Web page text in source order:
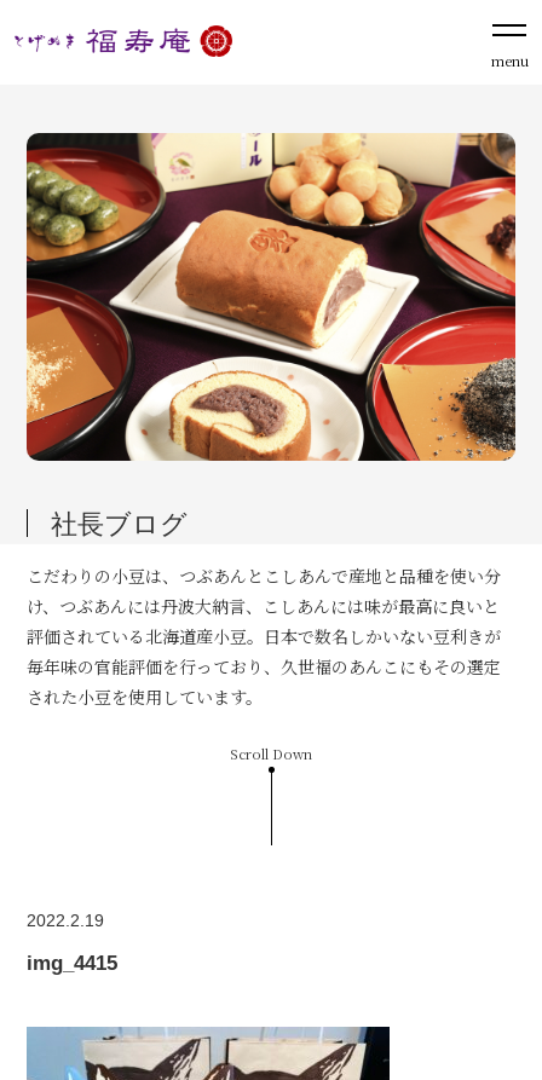
menu
社長ブログ
こだわりの小豆は、つぶあんとこしあんで産地と品種を使い分
け、つぶあんには丹波大納言、こしあんには味が最高に良いと
評価されている北海道産小豆。日本で数名しかいない豆利きが
毎年味の官能評価を行っており、久世福のあんこにもその選定
された小豆を使用しています。
Scroll Down
2022.2.19
img_4415